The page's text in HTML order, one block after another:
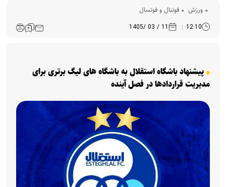
ورزش فوتبال و فوتسال
12:10
11 / 03 /1405
پیشنهاد باشگاه استقلال به باشگاه های لیگ برتری برای
مدیریت قراردادها در فصل آینده